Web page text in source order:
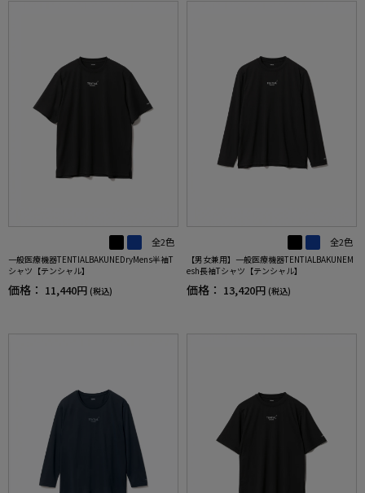
全2色
一般医療機器TENTIALBAKUNEDryMens半袖T
シャツ【テンシャル】
価格： 11,440円 (税込)
全2色
【男女兼用】一般医療機器TENTIALBAKUNEM
esh長袖Tシャツ【テンシャル】
価格： 13,420円 (税込)